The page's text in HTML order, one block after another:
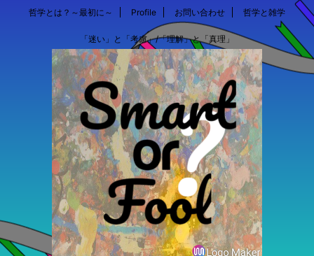
哲学とは？～最初に～ Profile お問い合わせ 哲学と雑学
「迷い」と「考慮」/「理解」と「真理」